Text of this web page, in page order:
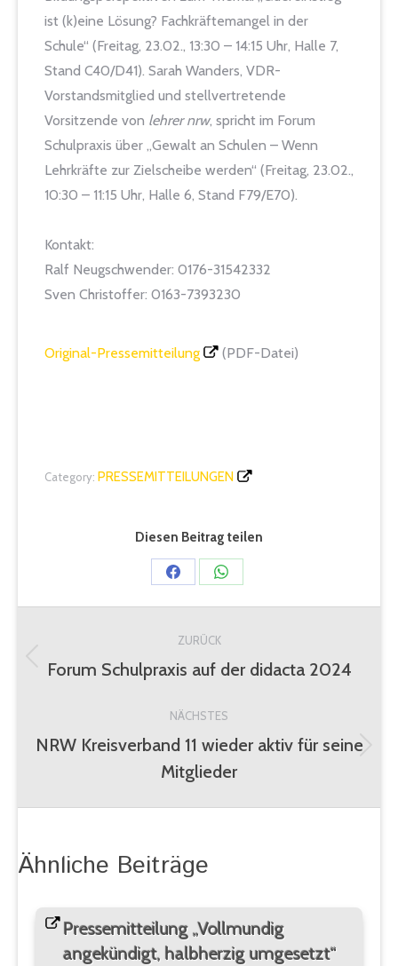
ist (k)eine Lösung? Fachkräftemangel in der
Schule“ (Freitag, 23.02., 13:30 – 14:15 Uhr, Halle 7,
Stand C40/D41). Sarah Wanders, VDR-
Vorstandsmitglied und stellvertretende
Vorsitzende von lehrer nrw, spricht im Forum
Schulpraxis über „Gewalt an Schulen – Wenn
Lehrkräfte zur Zielscheibe werden“ (Freitag, 23.02.,
10:30 – 11:15 Uhr, Halle 6, Stand F79/E70).
Kontakt:
Ralf Neugschwender: 0176-31542332
Sven Christoffer: 0163-7393230
Original-Pressemitteilung (PDF-Datei)
Category: PRESSEMITTEILUNGEN
Diesen Beitrag teilen
Share
on
Facebook
Share
on
WhatsApp
ZURÜCK
Vorheriger
Forum Schulpraxis auf der didacta 2024
NÄCHSTES
Nächster
Beitrag:
NRW Kreisverband 11 wieder aktiv für seine
Mitglieder
Ähnliche Beiträge
Pressemitteilung „Vollmundig
angekündigt, halbherzig umgesetzt“